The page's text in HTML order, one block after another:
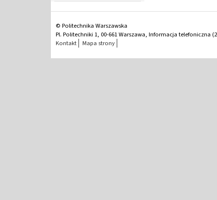
© Politechnika Warszawska
Pl. Politechniki 1, 00-661 Warszawa, Informacja telefoniczna
Kontakt
Mapa strony